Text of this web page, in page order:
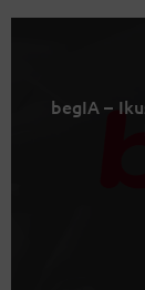
begIA –